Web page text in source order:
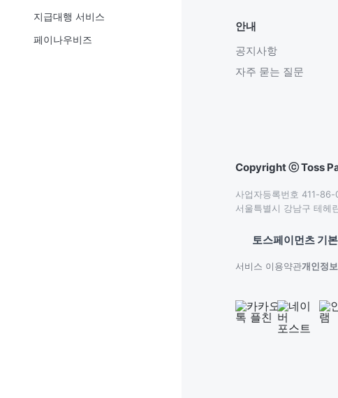
지급대행 서비스
페이나우비즈
안내
공지사항
자주 묻는 질문
Copyright ⓒ Toss
사업자등록번호 411-
서울특별시 강남구 테헤
토스페이먼츠 기
서비스 이용약관개인정